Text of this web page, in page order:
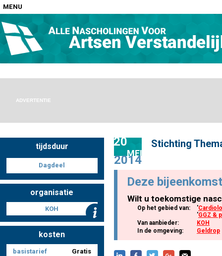
MENU
Home
Nascholingen op locatie (agenda)
Nascholingen online (elearning)
Nascholingen op aanvraag (in-company)
Nascholing aanmelden
ADVERTENTIE
tijdsduur
Dagdeel
organisatie
KOH
kosten
basistarief Gratis
20
MEI
2014
Stichting
Deze
Wilt u toekomstige
Op het gebied van: '
'GGZ &
Van aanbieder:
KOH
In de omgeving:
Geldrop